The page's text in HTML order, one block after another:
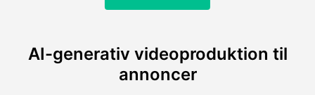
AI-generativ videoproduktion til
annoncer